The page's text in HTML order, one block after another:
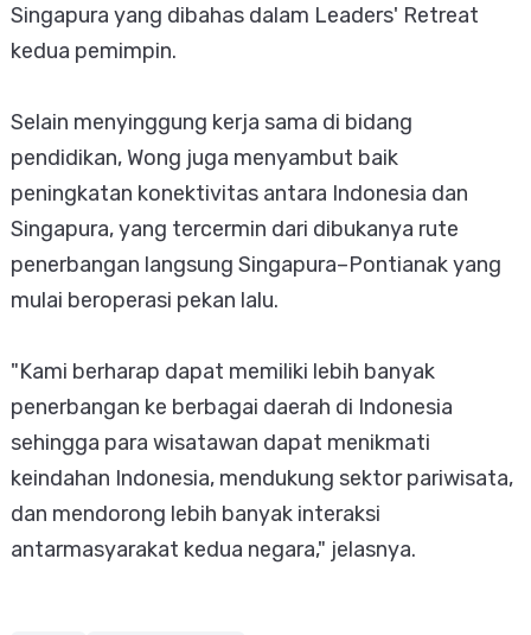
Singapura yang dibahas dalam Leaders' Retreat
kedua pemimpin.
Selain menyinggung kerja sama di bidang
pendidikan, Wong juga menyambut baik
peningkatan konektivitas antara Indonesia dan
Singapura, yang tercermin dari dibukanya rute
penerbangan langsung Singapura–Pontianak yang
mulai beroperasi pekan lalu.
"Kami berharap dapat memiliki lebih banyak
penerbangan ke berbagai daerah di Indonesia
sehingga para wisatawan dapat menikmati
keindahan Indonesia, mendukung sektor pariwisata,
dan mendorong lebih banyak interaksi
antarmasyarakat kedua negara," jelasnya.